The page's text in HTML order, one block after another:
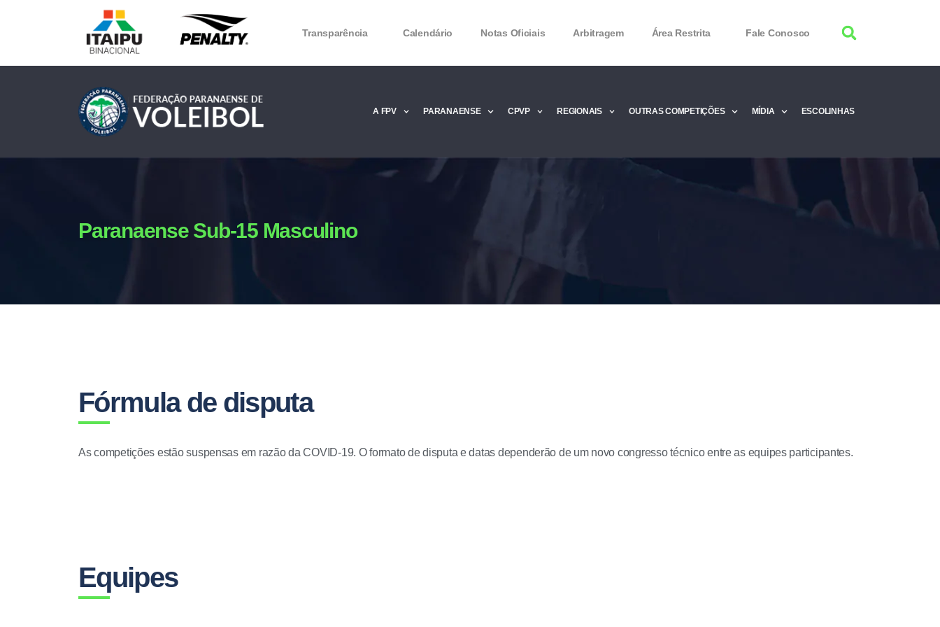
Transparência Calendário Notas Oficiais Arbitragem Área Restrita Fale Conosco
A FPV
Microsoft Office 2016 Product Key 2020 – Free Product Keys
PARANAENSE CPVP REGIONAIS OUTRAS COMPETIÇÕES MÍDIA ESCOLINHAS
Paranaense Sub-15 Masculino
Fórmula de disputa
As competições estão suspensas em razão da COVID-19. O formato de disputa e datas dependerão de um novo congresso técnico entre as equipes participantes.
Equipes